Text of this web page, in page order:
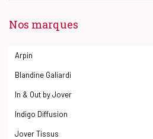
Nos marques
Arpin
Blandine Galiardi
In & Out by Jover
Indigo Diffusion
Jover Tissus